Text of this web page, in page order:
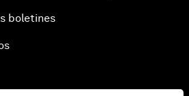
boletines